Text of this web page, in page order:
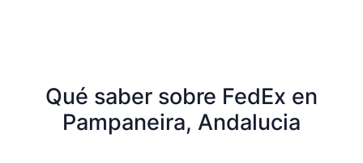
Qué saber sobre FedEx en
Pampaneira, Andalucia